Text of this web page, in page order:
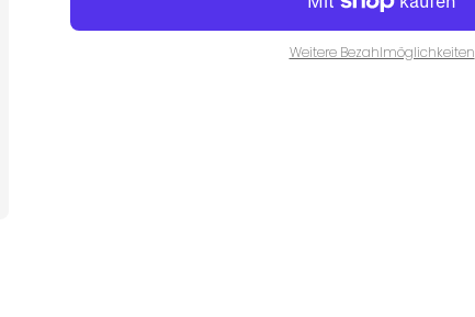
Weitere Bezahlmöglichkeiten